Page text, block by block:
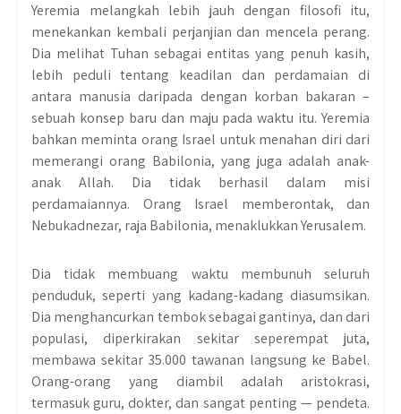
Yeremia melangkah lebih jauh dengan filosofi itu,
menekankan kembali perjanjian dan mencela perang.
Dia melihat Tuhan sebagai entitas yang penuh kasih,
lebih peduli tentang keadilan dan perdamaian di
antara manusia daripada dengan korban bakaran –
sebuah konsep baru dan maju pada waktu itu. Yeremia
bahkan meminta orang Israel untuk menahan diri dari
memerangi orang Babilonia, yang juga adalah anak-
anak Allah. Dia tidak berhasil dalam misi
perdamaiannya. Orang Israel memberontak, dan
Nebukadnezar, raja Babilonia, menaklukkan Yerusalem.
Dia tidak membuang waktu membunuh seluruh
penduduk, seperti yang kadang-kadang diasumsikan.
Dia menghancurkan tembok sebagai gantinya, dan dari
populasi, diperkirakan sekitar seperempat juta,
membawa sekitar 35.000 tawanan langsung ke Babel.
Orang-orang yang diambil adalah aristokrasi,
termasuk guru, dokter, dan sangat penting — pendeta.